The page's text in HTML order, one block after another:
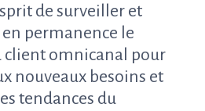
de surveiller et
permanence le
client omnicanal pour
nouveaux besoins et
tendances du